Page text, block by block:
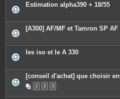
Estimation alpha390 + 18/55
[A300] AF/MF et Tamron SP AF
les iso et le A 330
[conseil d'achat] que choisir
1 2 3